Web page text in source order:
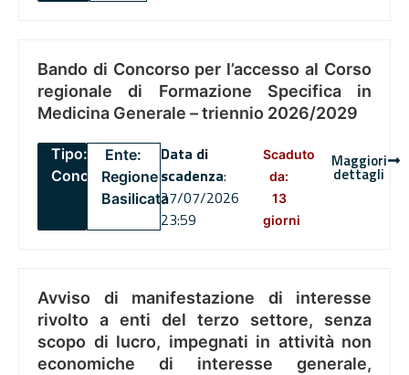
Bando di Concorso per l’accesso al Corso
regionale di Formazione Specifica in
Medicina Generale – triennio 2026/2029
Tipo:
Concorsi
Ente:
Regione
Basilicata
Data di
scadenza:
27/07/2026
23:59
Scaduto
da:
13
giorni
Maggiori
dettagli
Avviso di manifestazione di interesse
rivolto a enti del terzo settore, senza
scopo di lucro, impegnati in attività non
economiche di interesse generale,